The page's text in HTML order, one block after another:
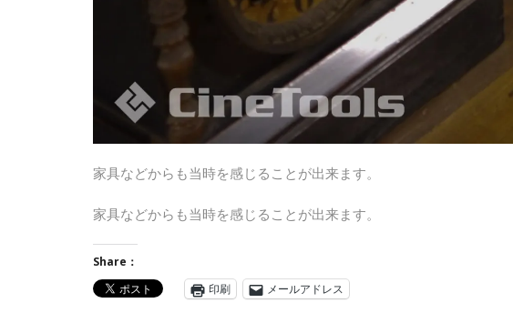
家具などからも当時を感じることが出来ます。
家具などからも当時を感じることが出来ます。
Share：
印刷
メールアドレス